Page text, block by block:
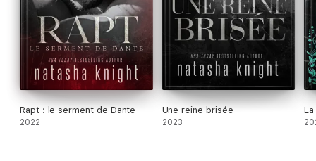
Rapt : le serment de Dante
2022
Une reine brisée
2023